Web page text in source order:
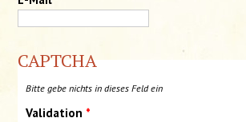
CAPTCHA
Bitte gebe nichts in dieses Feld ein
Validation *